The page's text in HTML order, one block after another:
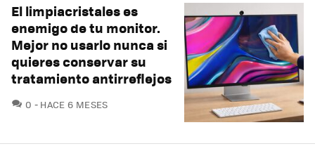
El limpiacristales es
enemigo de tu monitor.
Mejor no usarlo nunca si
quieres conservar su
tratamiento antirreflejos
0 COMENTARIOS
HACE 6 MESES